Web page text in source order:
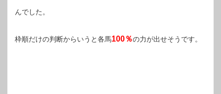
んでした。
枠順だけの判断からいうと各馬100％の力が出せそうです。